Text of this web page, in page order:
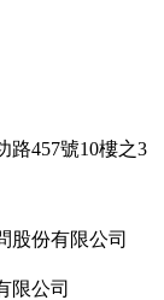
路457號10樓之3
股份有限公司
限公司